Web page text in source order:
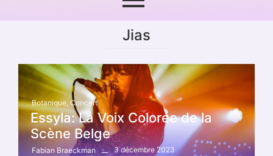
Jias
Botanique, Concert
Essyla: La Voix Colorée de la
Scène Belge
Fabian Braeckman 3 décembre 2023